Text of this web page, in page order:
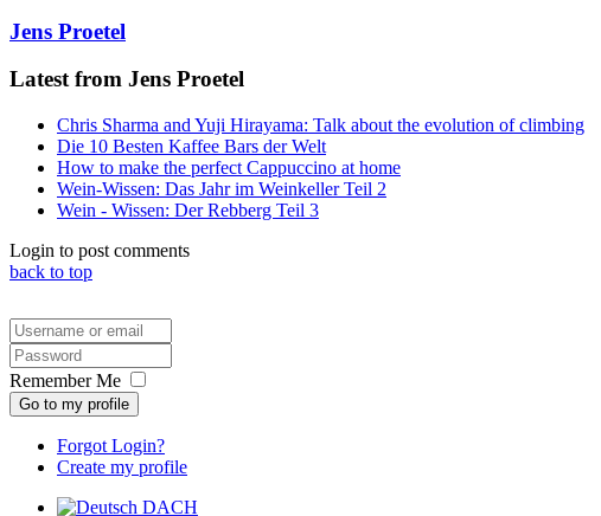
Jens Proetel
Latest from Jens Proetel
Chris Sharma and Yuji Hirayama: Talk about the evolution of climbing
Die 10 Besten Kaffee Bars der Welt
How to make the perfect Cappuccino at home
Wein-Wissen: Das Jahr im Weinkeller Teil 2
Wein - Wissen: Der Rebberg Teil 3
Login to post comments
back to top
Remember Me
Go to my profile
Forgot Login?
Create my profile